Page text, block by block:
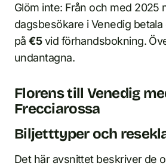
Glöm inte: Från och med 2025
dagsbesökare i Venedig betala
på€5vid förhandsbokning.
undantagna.
Florens till Venedig
Frecciarossa
Biljetttyper och
Det här avsnittet beskriver de